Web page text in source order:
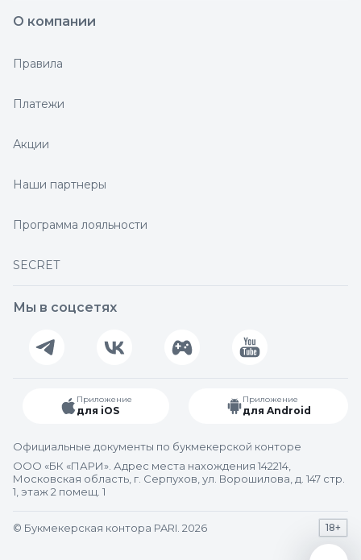
О компании
Правила
Платежи
Акции
Наши партнеры
Программа лояльности
SECRET
Мы в соцсетях
Приложение
для iOS
Приложение
для Android
Официальные документы по букмекерской конторе
ООО «БК «ПАРИ». Адрес места нахождения 142214,
Московская область, г. Серпухов, ул. Ворошилова, д. 147 стр.
1, этаж 2 помещ. 1
© Букмекерская контора PARI. 2026 18+